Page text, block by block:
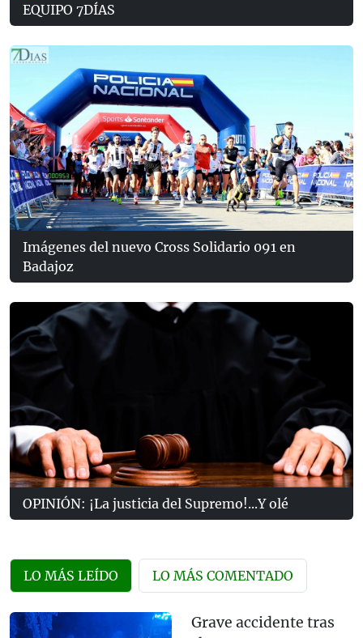
EQUIPO 7DÍAS
Imágenes del nuevo Cross Solidario 091 en
Badajoz
OPINIÓN: ¡La justicia del Supremo!...Y olé
LO MÁS LEÍDO LO MÁS COMENTADO
Grave accidente tras